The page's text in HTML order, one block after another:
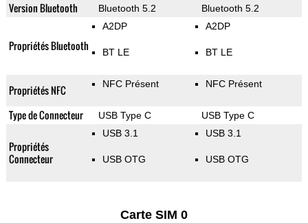
Version Bluetooth Bluetooth 5.2 Bluetooth 5.2
Propriétés Bluetooth
A2DP
BT LE
A2DP
BT LE
Propriétés NFC NFC Présent NFC Présent
Type de Connecteur USB Type C USB Type C
Propriétés
Connecteur
USB 3.1
USB OTG
USB 3.1
USB OTG
Carte SIM 0